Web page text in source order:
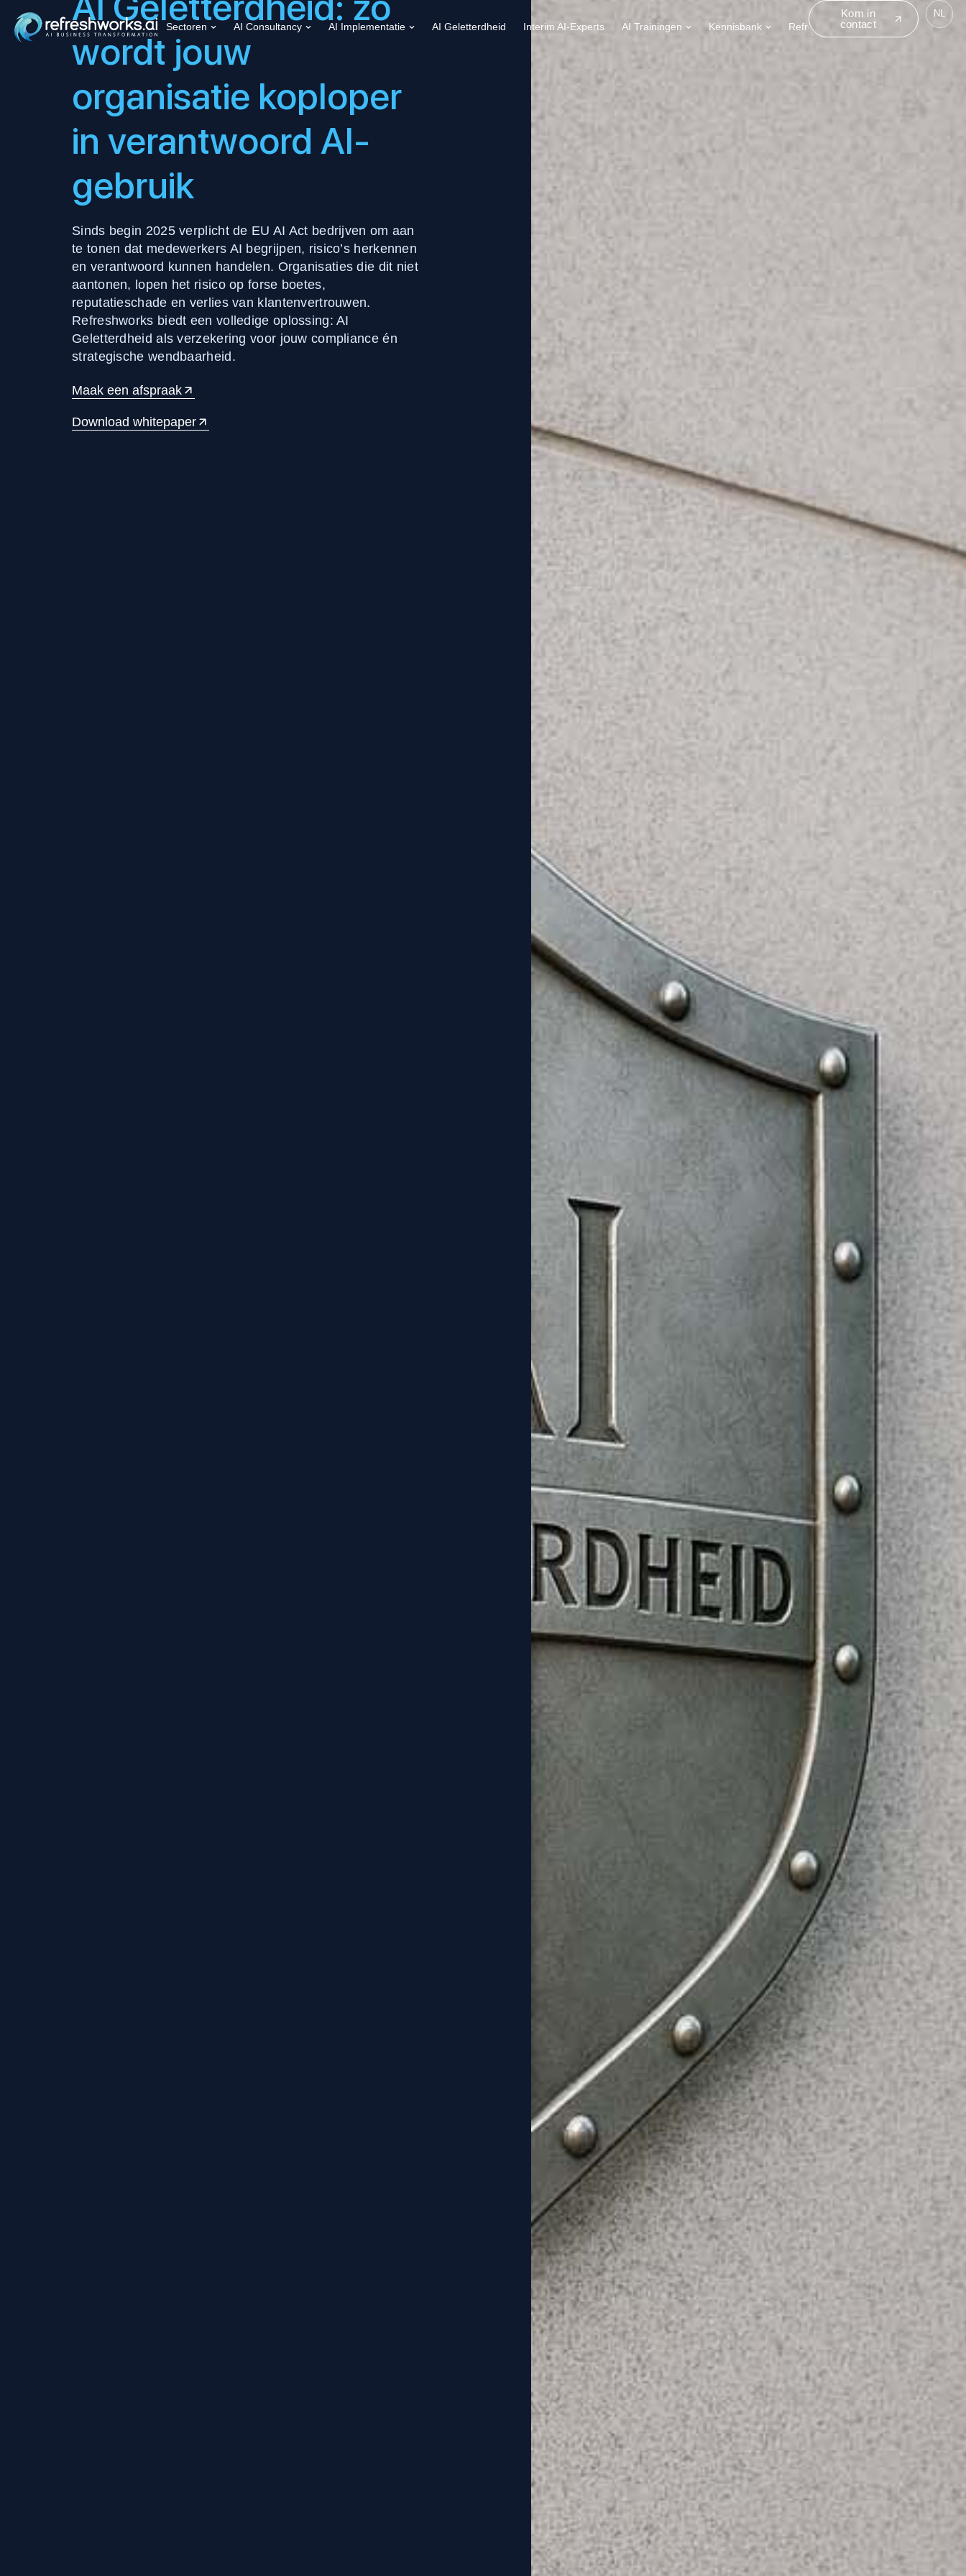
Sectoren AI Consultancy AI Implementatie AI Geletterdheid Interim AI-Experts AI Trainingen Kennisbank Refreshworks
Kom in
contact
NL
wordt jouw
organisatie koploper
in verantwoord AI-
gebruik
Sinds begin 2025 verplicht de EU AI Act bedrijven om aan
te tonen dat medewerkers AI begrijpen, risico’s herkennen
en verantwoord kunnen handelen. Organisaties die dit niet
aantonen, lopen het risico op forse boetes,
reputatieschade en verlies van klantenvertrouwen.
Refreshworks biedt een volledige oplossing: AI
Geletterdheid als verzekering voor jouw compliance én
strategische wendbaarheid.
Maak een afspraak
Download whitepaper